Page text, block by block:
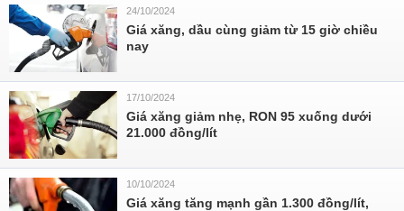
24/10/2024
Giá xăng, dầu cùng giảm từ 15 giờ chiều
nay
17/10/2024
Giá xăng giảm nhẹ, RON 95 xuống dưới
21.000 đồng/lít
10/10/2024
Giá xăng tăng mạnh gần 1.300 đồng/lít,